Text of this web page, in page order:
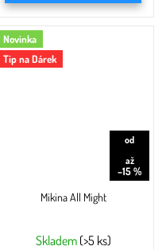
Novinka
Tip na Dárek
od
až
–15 %
Mikina All Might
Skladem (>5 ks)